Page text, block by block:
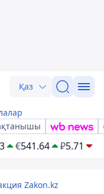
Қаз
€541.64 ₽5.71
Zakon.kz